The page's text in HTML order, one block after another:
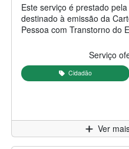
Descrição do serviço:
Este serviço é prestado
destinado à emissão da
Pessoa com Transtorno do
da pessoa com TEA e
direitos e ao atendimento
privados, conforme a legislação vigente.
Serviço
Cidadão
Ver